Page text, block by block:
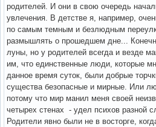
родителей. И они в свою очередь
увлечения. В детстве я, например,
по самым темным и безлюдным
размышлять о прошедшем дне...
луны, но у родителей всегда и везде
им, что единственные люди, которые
данное время суток, были добрые
существа безопасные и мирные. Или
потому что мир манил меня своей
четырех стенах - удел психов разной
Родители явно были не в восторге,